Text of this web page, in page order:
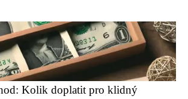
Kolik doplatit pro klidný